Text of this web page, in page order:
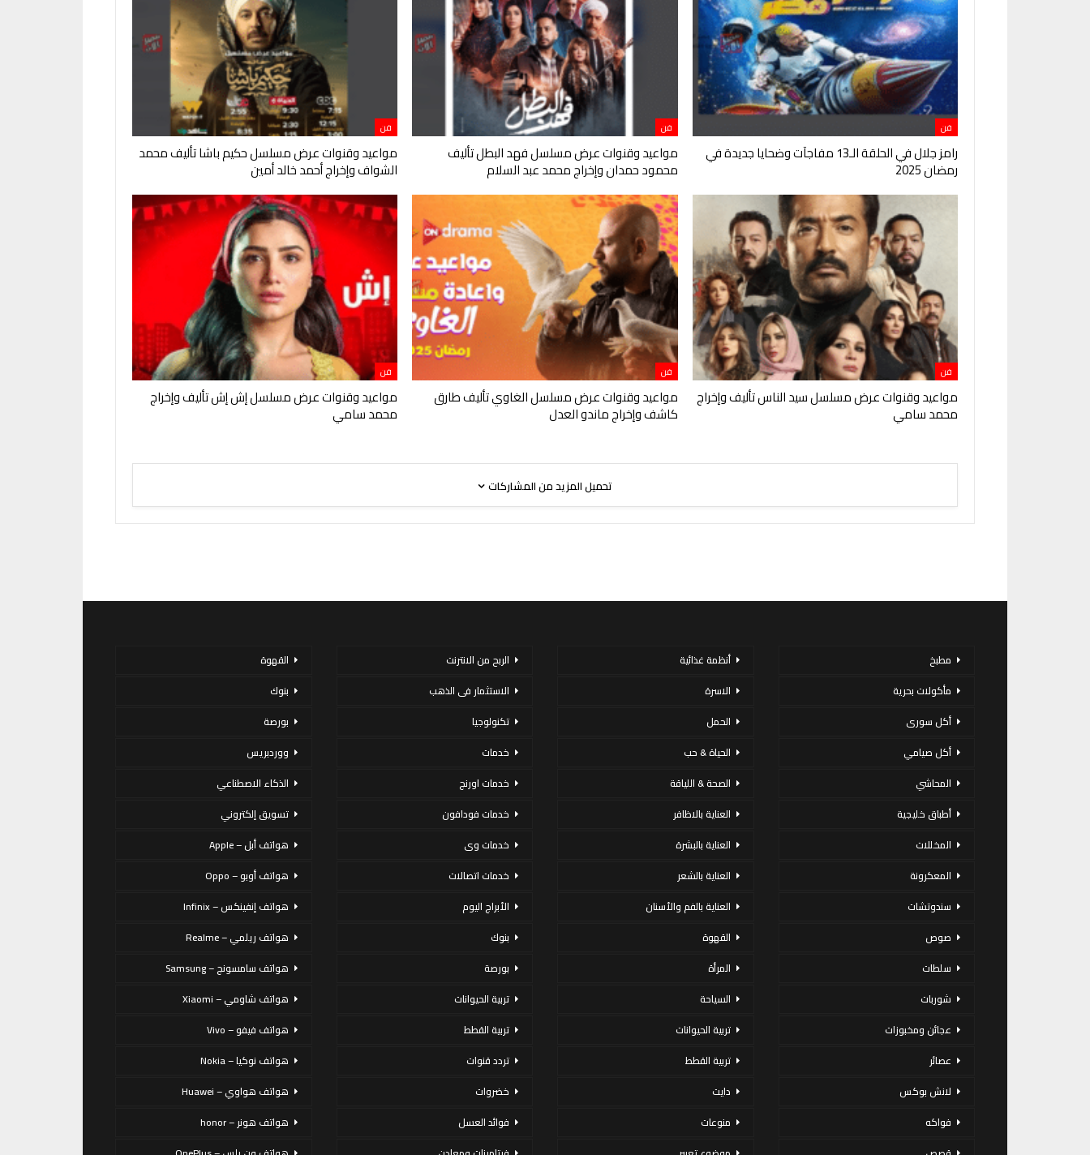
فن
رامز جلال في الحلقة الـ13 مفاجآت وضحايا جديدة في
رمضان 2025
فن
مواعيد وقنوات عرض مسلسل فهد البطل تأليف
محمود حمدان وإخراج محمد عبد السلام
فن
مواعيد وقنوات عرض مسلسل حكيم باشا تأليف محمد
الشواف وإخراج أحمد خالد أمين
فن
مواعيد وقنوات عرض مسلسل سيد الناس تأليف وإخراج
محمد سامي
فن
مواعيد وقنوات عرض مسلسل الغاوي تأليف طارق
كاشف وإخراج ماندو العدل
فن
مواعيد وقنوات عرض مسلسل إش إش تأليف وإخراج
محمد سامي
تحميل المزيد من المشاركات
مطبخ
مأكولات بحرية
أكل سورى
أكل صيامي
المحاشي
أطباق خليجية
المخللات
المعكرونة
سندوتشات
صوص
سلطات
شوربات
عجائن ومخبوزات
عصائر
لانش بوكس
فواكه
أنظمة غذائية
الاسرة
الحمل
الحياة & حب
الصحة & اللياقة
العناية بالاظافر
العناية بالبشرة
العناية بالشعر
العناية بالفم والأسنان
القهوة
المرأة
السياحة
تربية الحيوانات
تربية القطط
دايت
منوعات
الربح من الانترنت
الاستثمار فى الذهب
تكنولوجيا
خدمات
خدمات اورنج
خدمات فودافون
خدمات وى
خدمات اتصالات
الأبراج اليوم
بنوك
بورصة
تربية الحيوانات
تربية القطط
تردد قنوات
خضروات
فوائد العسل
القهوة
بنوك
بورصة
ووردبريس
الذكاء الاصطناعي
تسويق إلكتروني
هواتف أبل – Apple
هواتف أوبو – Oppo
هواتف إنفينكس – Infinix
هواتف ريلمي – Realme
هواتف سامسونج – Samsung
هواتف شاومي – Xiaomi
هواتف فيفو – Vivo
هواتف نوكيا – Nokia
هواتف هواوي – Huawei
هواتف هونر – honor